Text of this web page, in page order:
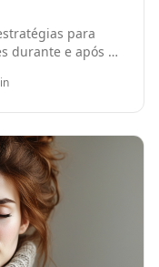
para
durante e após a